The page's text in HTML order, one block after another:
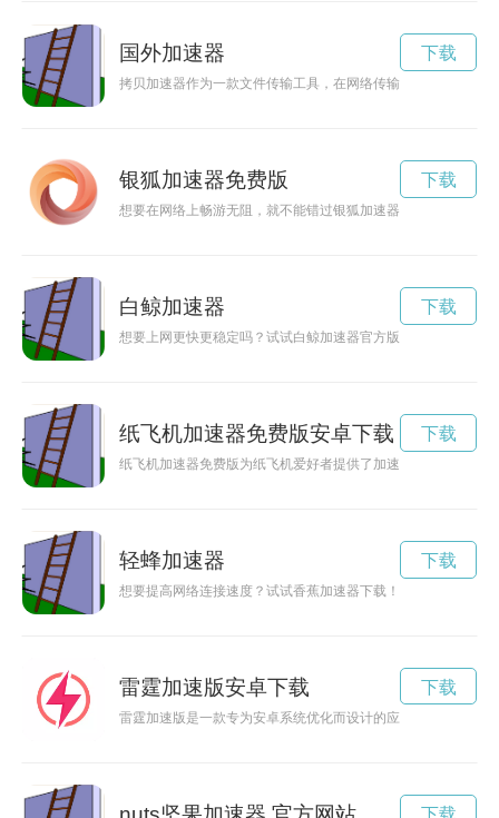
国外加速器
拷贝加速器作为一款文件传输工具，在网络传输文件时能够有
下载
银狐加速器免费版
想要在网络上畅游无阻，就不能错过银狐加速器iOS下载。通
下载
白鲸加速器
想要上网更快更稳定吗？试试白鲸加速器官方版下载，让你的
下载
纸飞机加速器免费版安卓下载
纸飞机加速器免费版为纸飞机爱好者提供了加速发射的新体验
下载
轻蜂加速器
想要提高网络连接速度？试试香蕉加速器下载！这款下载软件
下载
雷霆加速版安卓下载
雷霆加速版是一款专为安卓系统优化而设计的应用程序，能够
下载
下载